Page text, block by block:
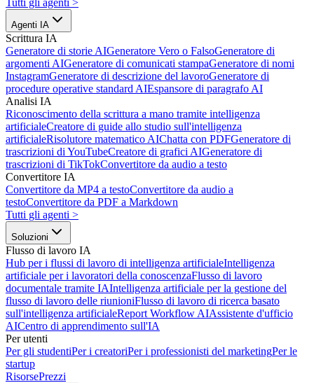
Tutti gli agenti >
Agenti IA
Scrittura IA
Generatore di storie AIGeneratore Vero o FalsoGeneratore di
argomenti AIGeneratore di comunicati stampaGeneratore di nomi
InstagramGeneratore di descrizione del lavoroGeneratore di
procedure operative standard AIEspansore di paragrafo AI
Analisi IA
Riconoscimento della scrittura a mano tramite intelligenza
artificialeCreatore di guide allo studio sull'intelligenza
artificialeRisolutore matematico AIChatta con PDFGeneratore di
trascrizioni di YouTubeCreatore di grafici AIGeneratore di
trascrizioni di TikTokConvertitore da audio a testo
Convertitore IA
Convertitore da MP4 a testoConvertitore da audio a
testoConvertitore da PDF a Markdown
Tutti gli agenti >
Soluzioni
Flusso di lavoro IA
Hub per i flussi di lavoro di intelligenza artificialeIntelligenza
artificiale per i lavoratori della conoscenzaFlusso di lavoro
documentale tramite IAIntelligenza artificiale per la gestione del
flusso di lavoro delle riunioniFlusso di lavoro di ricerca basato
sull'intelligenza artificialeReport Workflow AIAssistente d'ufficio
AICentro di apprendimento sull'IA
Per utenti
Per gli studentiPer i creatoriPer i professionisti del marketingPer le
startup
RisorsePrezzi